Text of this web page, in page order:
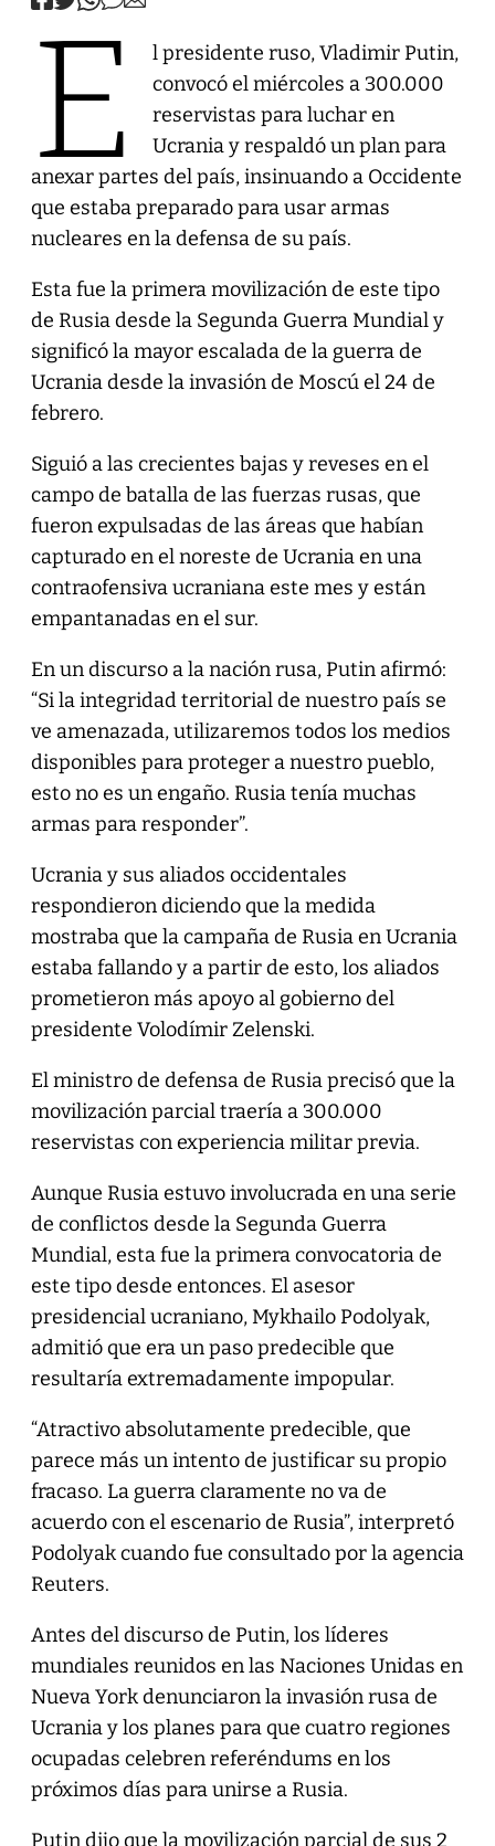
E
l presidente ruso, Vladimir Putin,
convocó el miércoles a 300.000
reservistas para luchar en
Ucrania y respaldó un plan para
anexar partes del país, insinuando a Occidente
que estaba preparado para usar armas
nucleares en la defensa de su país.
Esta fue la primera movilización de este tipo
de Rusia desde la Segunda Guerra Mundial y
significó la mayor escalada de la guerra de
Ucrania desde la invasión de Moscú el 24 de
febrero.
Siguió a las crecientes bajas y reveses en el
campo de batalla de las fuerzas rusas, que
fueron expulsadas de las áreas que habían
capturado en el noreste de Ucrania en una
contraofensiva ucraniana este mes y están
empantanadas en el sur.
En un discurso a la nación rusa, Putin afirmó:
“Si la integridad territorial de nuestro país se
ve amenazada, utilizaremos todos los medios
disponibles para proteger a nuestro pueblo,
esto no es un engaño. Rusia tenía muchas
armas para responder”.
Ucrania y sus aliados occidentales
respondieron diciendo que la medida
mostraba que la campaña de Rusia en Ucrania
estaba fallando y a partir de esto, los aliados
prometieron más apoyo al gobierno del
presidente Volodímir Zelenski.
El ministro de defensa de Rusia precisó que la
movilización parcial traería a 300.000
reservistas con experiencia militar previa.
Aunque Rusia estuvo involucrada en una serie
de conflictos desde la Segunda Guerra
Mundial, esta fue la primera convocatoria de
este tipo desde entonces. El asesor
presidencial ucraniano, Mykhailo Podolyak,
admitió que era un paso predecible que
resultaría extremadamente impopular.
“Atractivo absolutamente predecible, que
parece más un intento de justificar su propio
fracaso. La guerra claramente no va de
acuerdo con el escenario de Rusia”, interpretó
Podolyak cuando fue consultado por la agencia
Reuters.
Antes del discurso de Putin, los líderes
mundiales reunidos en las Naciones Unidas en
Nueva York denunciaron la invasión rusa de
Ucrania y los planes para que cuatro regiones
ocupadas celebren referéndums en los
próximos días para unirse a Rusia.
Putin dijo que la movilización parcial de sus 2